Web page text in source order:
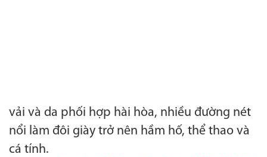
vải và da phối hợp hài hòa, nhiều đường nét
nổi làm đôi giày trở nên hầm hố, thể thao và
cá tính.